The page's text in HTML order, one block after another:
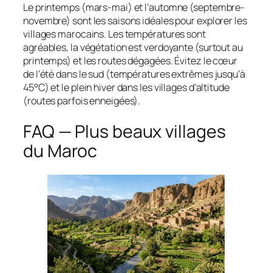
Le printemps (mars-mai) et l’automne (septembre-
novembre) sont les saisons idéales pour explorer les
villages marocains. Les températures sont
agréables, la végétation est verdoyante (surtout au
printemps) et les routes dégagées. Évitez le cœur
de l’été dans le sud (températures extrêmes jusqu’à
45°C) et le plein hiver dans les villages d’altitude
(routes parfois enneigées).
FAQ — Plus beaux villages
du Maroc